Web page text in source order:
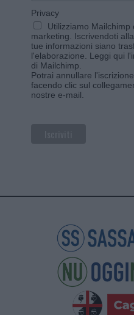
Privacy
Utilizziamo
marketing. Iscrivendoti
tue informazioni siano
l'elaborazione. Leggi qui
di Mailchimp
Potrai annullare
facendo clic sul
nostre e-mail.